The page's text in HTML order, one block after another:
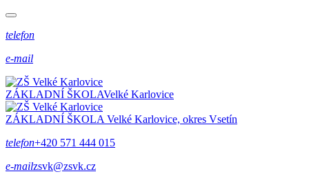
telefon
e-mail
ZÁKLADNÍ ŠKOLAVelké Karlovice
ZÁKLADNÍ ŠKOLA Velké Karlovice, okres Vsetín
telefon+420 571 444 015
e-mailzsvk@zsvk.cz